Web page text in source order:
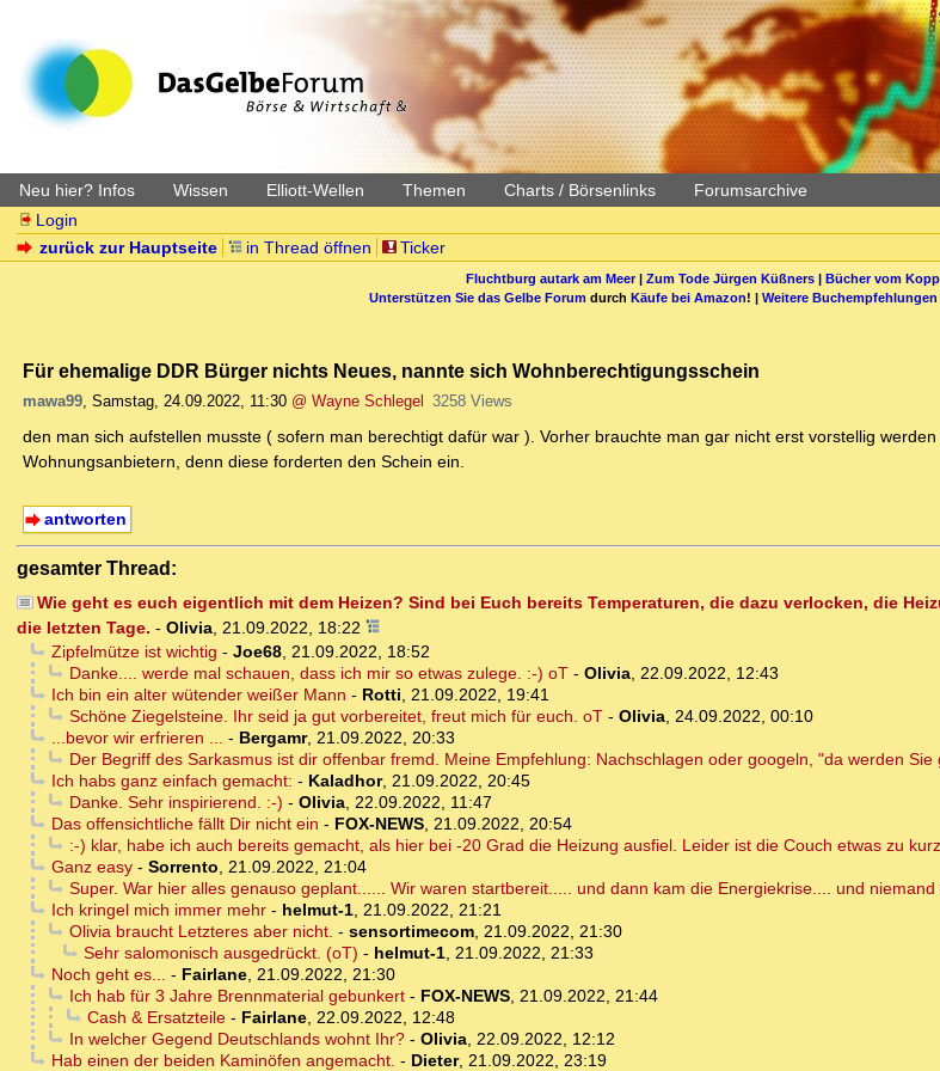
Neu hier? Infos Wissen Elliott-Wellen Themen Charts / Börsenlinks Forumsarchive
Login
zurück zur Hauptseite
in Thread öffnen Ticker
Fluchtburg autark am Meer| Zum Tode Jürgen Küßners| Bücher vom
Unterstützen Sie das Gelbe Forum durch Käufe bei Amazon! | Weitere Buchempfehlungen
Für ehemalige DDR Bürger nichts Neues, nannte sich Wohnberechtigungsschein
mawa99, Samstag, 24.09.2022, 11:30 @ Wayne Schlegel 3258 Views
den man sich aufstellen musste ( sofern man berechtigt dafür war ). Vorher brauchte man gar nicht erst vorstellig
Wohnungsanbietern, denn diese forderten den Schein ein.
antworten
gesamter Thread:
Wie geht es euch eigentlich mit dem Heizen? Sind bei Euch bereits Temperaturen, die dazu verlocken, die
die letzten Tage. - Olivia, 21.09.2022, 18:22
Zipfelmütze ist wichtig - Joe68, 21.09.2022, 18:52
Danke.... werde mal schauen, dass ich mir so etwas zulege. :-) oT- Olivia, 22.09.2022, 12:43
Ich bin ein alter wütender weißer Mann - Rotti, 21.09.2022, 19:41
Schöne Ziegelsteine. Ihr seid ja gut vorbereitet, freut mich für euch. oT- Olivia, 24.09.2022, 00:10
...bevor wir erfrieren ... - Bergamr, 21.09.2022, 20:33
Der Begriff des Sarkasmus ist dir offenbar fremd. Meine Empfehlung: Nachschlagen oder googeln, "da werden Sie
Ich habs ganz einfach gemacht: - Kaladhor, 21.09.2022, 20:45
Danke. Sehr inspirierend. :-) - Olivia, 22.09.2022, 11:47
Das offensichtliche fällt Dir nicht ein - FOX-NEWS, 21.09.2022, 20:54
:-) klar, habe ich auch bereits gemacht, als hier bei -20 Grad die Heizung ausfiel. Leider ist die Couch etwas zu
Ganz easy- Sorrento, 21.09.2022, 21:04
Super. War hier alles genauso geplant...... Wir waren startbereit..... und dann kam die Energiekrise.... und niemand
Ich kringel mich immer mehr- helmut-1, 21.09.2022, 21:21
Olivia braucht Letzteres aber nicht. - sensortimecom, 21.09.2022, 21:30
Sehr salomonisch ausgedrückt. (oT) - helmut-1, 21.09.2022, 21:33
Noch geht es... - Fairlane, 21.09.2022, 21:30
Ich hab für 3 Jahre Brennmaterial gebunkert- FOX-NEWS, 21.09.2022, 21:44
Cash & Ersatzteile- Fairlane, 22.09.2022, 12:48
In welcher Gegend Deutschlands wohnt Ihr?- Olivia, 22.09.2022, 12:12
Hab einen der beiden Kaminöfen angemacht. - Dieter, 21.09.2022, 23:19